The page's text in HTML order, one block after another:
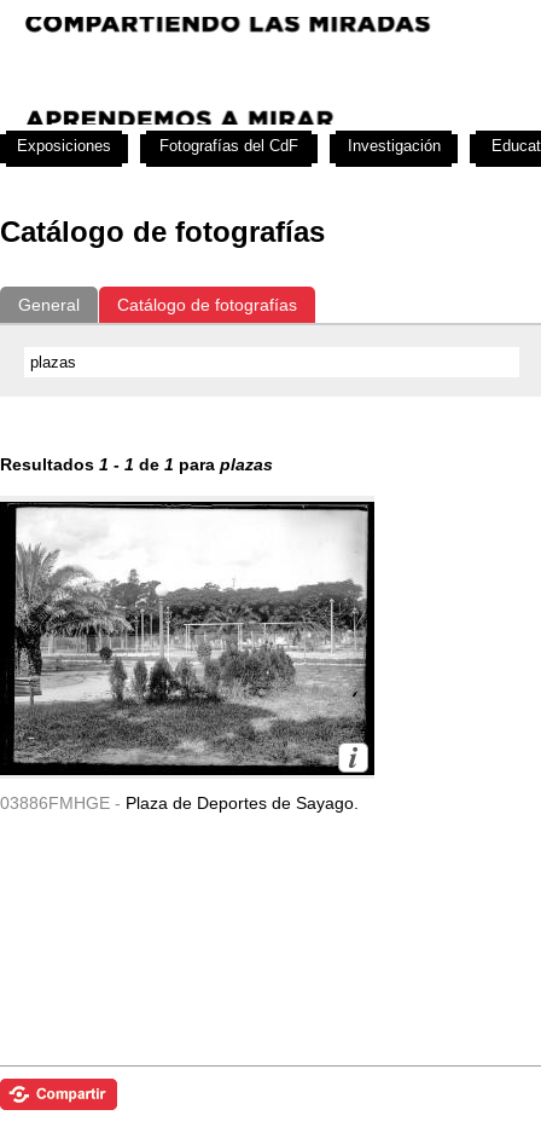
Catálogo de fotografías
General Catálogo de fotografías
Resultados 1 - 1 de 1 para plazas
03886FMHGE - Plaza de Deportes de Sayago.
Exposiciones Fotografías del CdF Investigación